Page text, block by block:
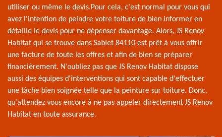
utiliser ou même le devis.Pour cela, c'est normal pour vous qui
avez l'intention de peindre votre toiture de bien informer en
détaille le devis pour ne dépenser davantage. Alors, JS Renov
Habitat qui se trouve dans Sablet 84110 est prêt à vous offrir
une facture de toute les offres et afin de bien se préparer
financièrement. N'oubliez pas que JS Renov Habitat dispose
aussi des équipes d'interventions qui sont capable d'effectuer
une tâche bien soignée telle que la peinture sur toiture. Donc,
qu'attendez vous encore à ne pas appeler directement JS Renov
Habitat en toute assurance.